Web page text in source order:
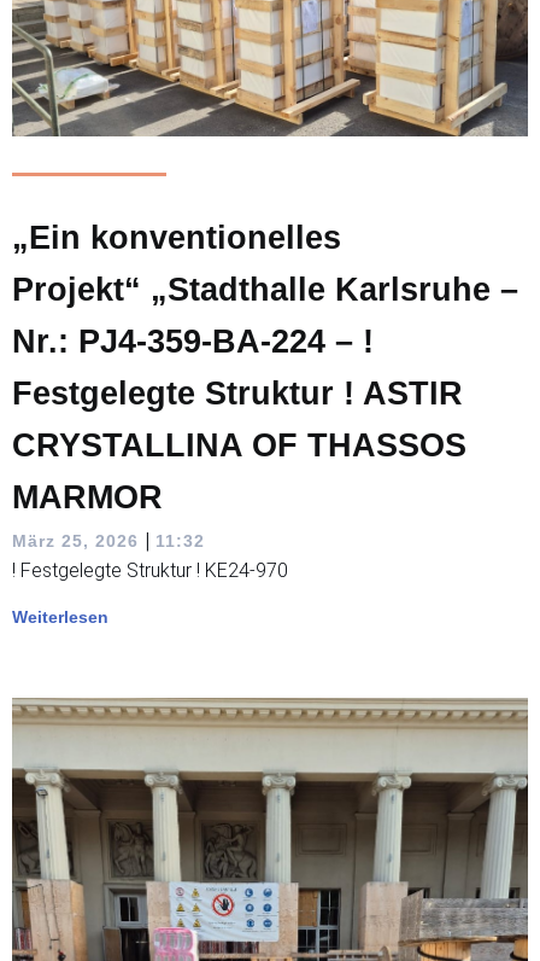
„Ein konventionelles
Projekt“ „Stadthalle Karlsruhe –
Nr.: PJ4-359-BA-224 – !
Festgelegte Struktur ! ASTIR
CRYSTALLINA OF THASSOS
MARMOR
März 25, 2026 | 11:32
! Festgelegte Struktur ! KE24-970
Weiterlesen